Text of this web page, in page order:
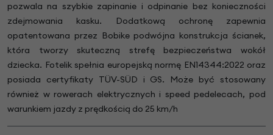
pozwala na szybkie zapinanie i odpinanie bez konieczności
zdejmowania kasku. Dodatkową ochronę zapewnia
opatentowana przez Bobike podwójna konstrukcja ścianek,
która tworzy skuteczną strefę bezpieczeństwa wokół
dziecka. Fotelik spełnia europejską normę EN14344:2022 oraz
posiada certyfikaty TÜV-SÜD i GS. Może być stosowany
również w rowerach elektrycznych i speed pedelecach, pod
warunkiem jazdy z prędkością do 25 km/h